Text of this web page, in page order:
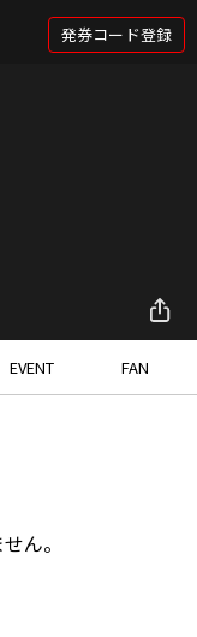
発券コード登録
EVENT FAN
ん。